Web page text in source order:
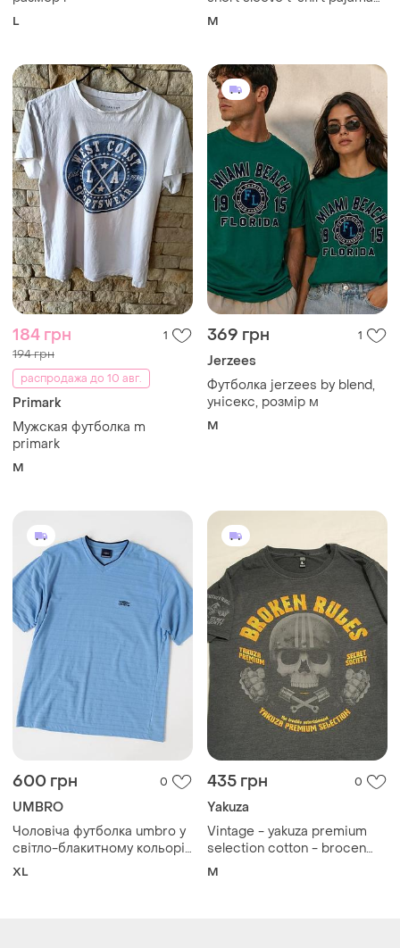
L
top
M
184 грн 1
194 грн
распродажа до 10 авг.
Primark
Мужская футболка m
primark
M
369 грн 1
Jerzees
Футболка jerzees by blend,
унісекс, розмір м
M
600 грн 0
UMBRO
Чоловіча футболка umbro у
світло-блакитному кольорі
з v-подібним вирізом та
XL
435 грн 0
Yakuza
Vintage - yakuza premium
selection cotton - brocen
rules - мужская, стильная,
M